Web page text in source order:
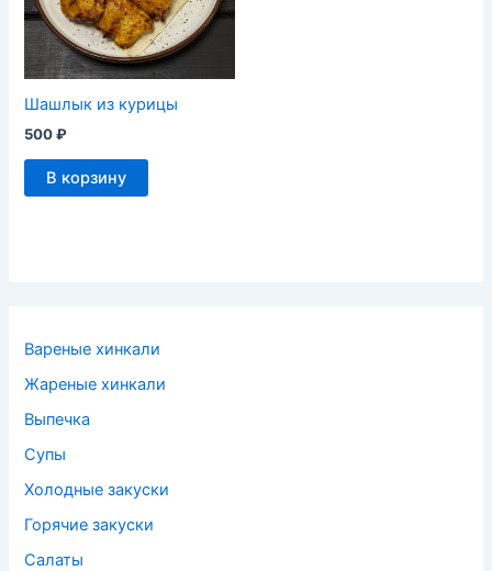
Вареные хинкали
Жареные хинкали
Выпечка
Супы
Холодные закуски
Горячие закуски
Салаты
Шашлык из курицы
500₽
В корзину